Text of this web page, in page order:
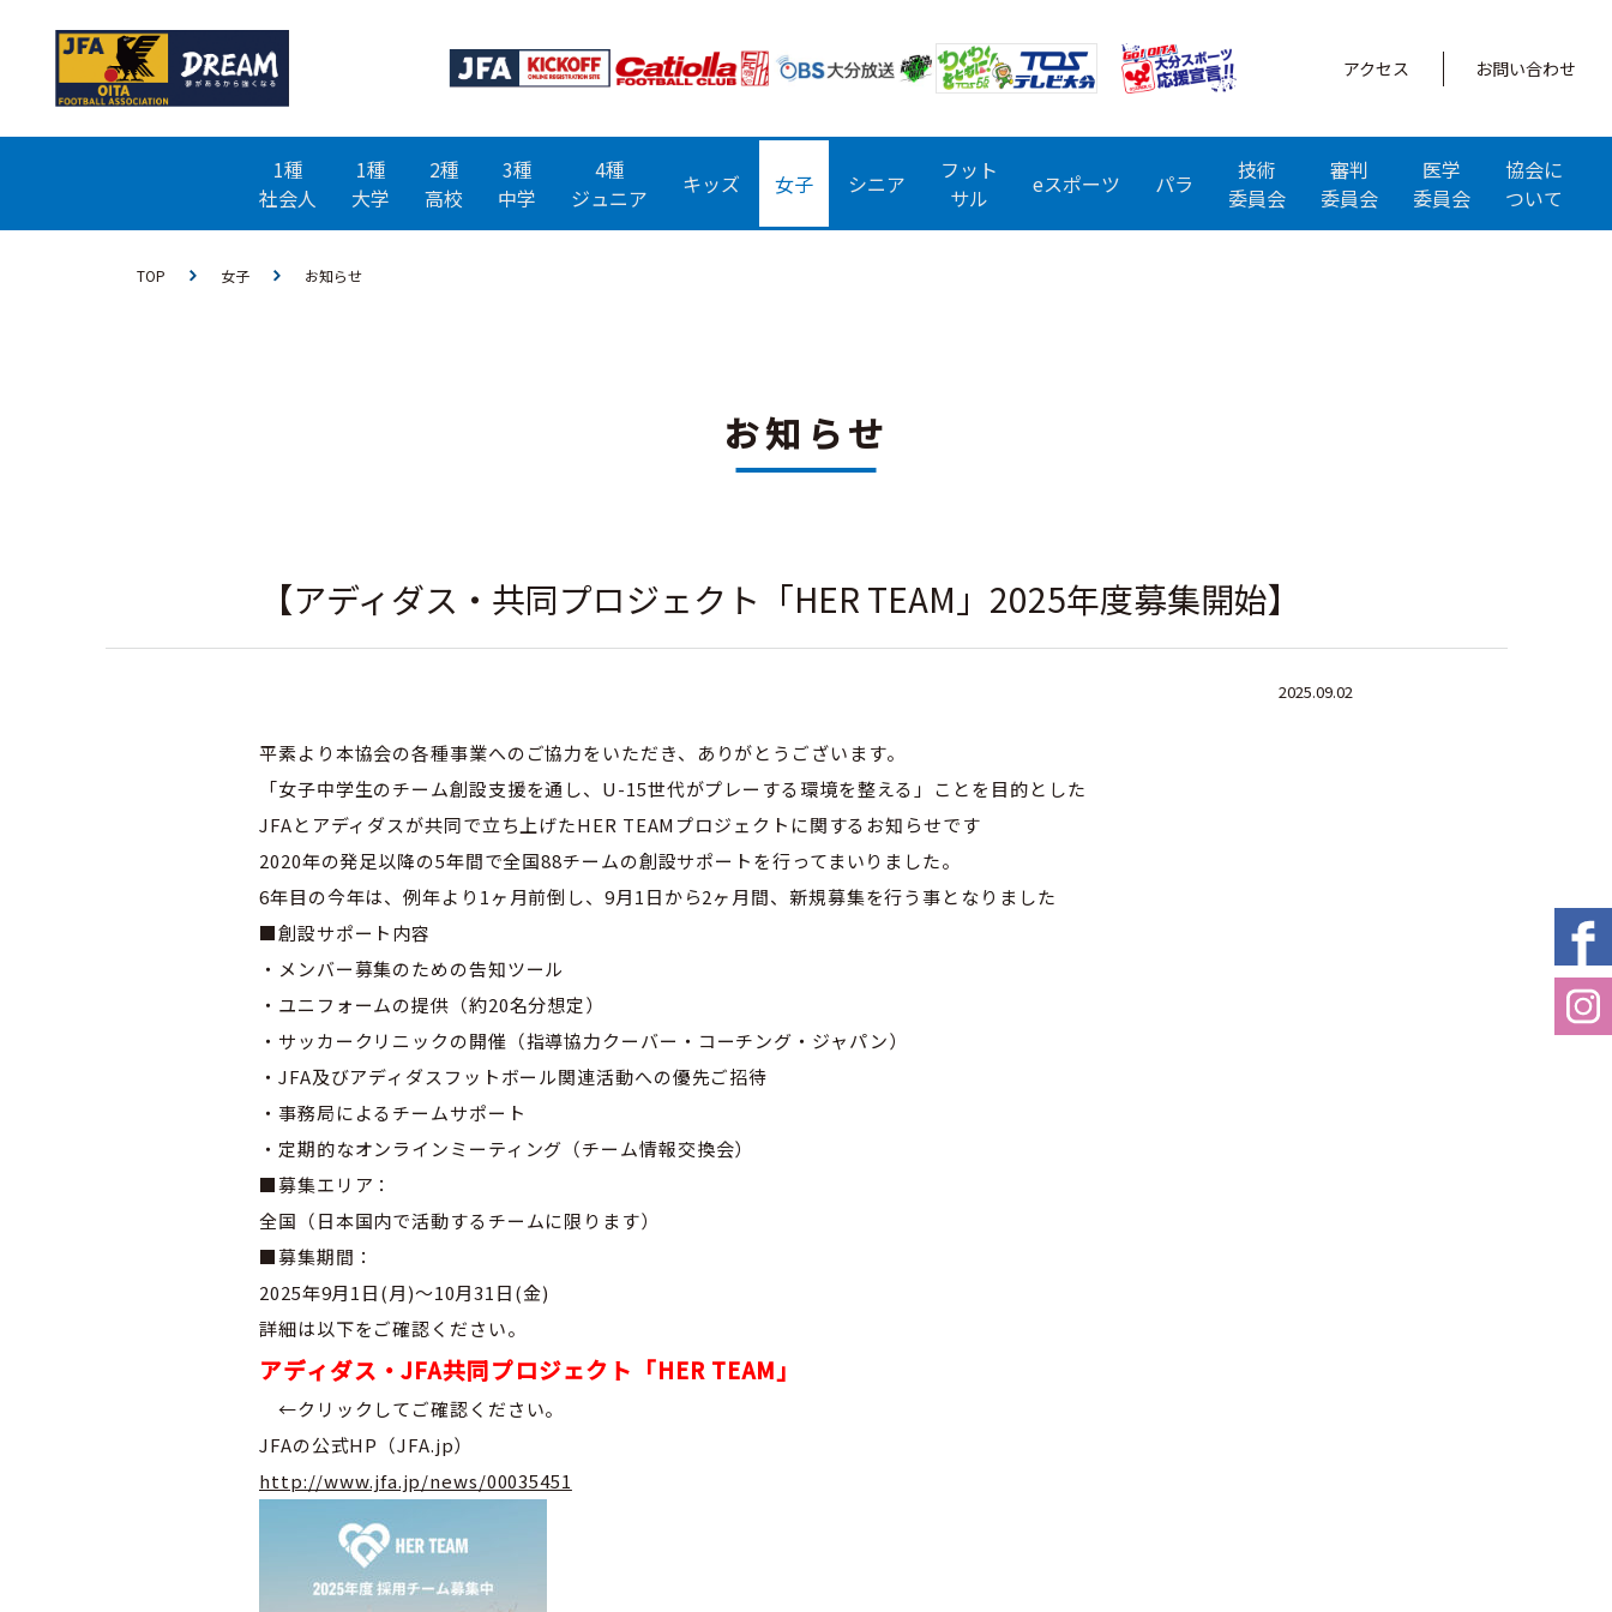
アクセス お問い合わせ
1種
社会人
1種
大学
2種
高校
3種
中学
4種
ジュニア
キッズ 女子 シニア
フット
サル
eスポーツ パラ
技術
委員会
審判
委員会
医学
委員会
協会に
ついて
TOP 女子 お知らせ
お知らせ
【アディダス・共同プロジェクト「HER TEAM」2025年度募集開始】
2025.09.02
平素より本協会の各種事業へのご協力をいただき、ありがとうございます。
「女子中学生のチーム創設支援を通し、U-15世代がプレーする環境を整える」ことを目的とした
JFAとアディダスが共同で立ち上げたHER TEAMプロジェクトに関するお知らせです
2020年の発足以降の5年間で全国88チームの創設サポートを行ってまいりました。
6年目の今年は、例年より1ヶ月前倒し、9月1日から2ヶ月間、新規募集を行う事となりました
■創設サポート内容
・メンバー募集のための告知ツール
・ユニフォームの提供（約20名分想定）
・サッカークリニックの開催（指導協力クーバー・コーチング・ジャパン）
・JFA及びアディダスフットボール関連活動への優先ご招待
・事務局によるチームサポート
・定期的なオンラインミーティング（チーム情報交換会）
■募集エリア：
全国（日本国内で活動するチームに限ります）
■募集期間：
2025年9月1日(月)～10月31日(金)
詳細は以下をご確認ください。
アディダス・JFA共同プロジェクト「HER TEAM」
←クリックしてご確認ください。
JFAの公式HP（JFA.jp）
http://www.jfa.jp/news/00035451